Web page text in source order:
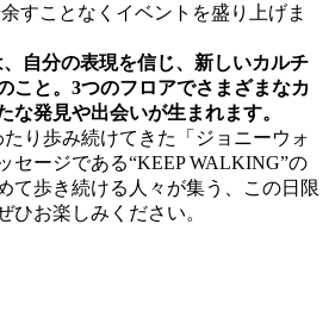
すことなくイベントを盛り上げま
自分の表現を信じ、新しいカルチ
こと。3つのフロアでさまざまなカ
な発見や出会いが生まれます。
り歩み続けてきた「ジョニーウォ
セージである“KEEP WALKING”の
て歩き続ける人々が集う、この日限
ひお楽しみください。